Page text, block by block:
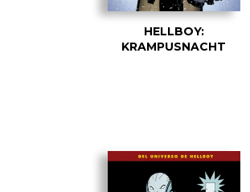
HELLBOY:
KRAMPUSNACHT